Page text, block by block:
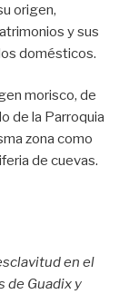
origen,
y sus
domésticos.
morisco, de
de la Parroquia
zona como
de cuevas.
en el
de Guadix y